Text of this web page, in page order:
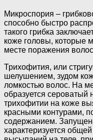
Микроспория –
способно быстро
такого грибка
коже головы, которые
месте поражения
Трихофития, или
шелушением, зудом
ломкостью волос. На
образуется сероватый
трихофитии на коже
красными контурами,
содержанием.
характеризуется